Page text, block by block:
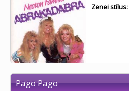
Zenei stílus:
Pago Pago